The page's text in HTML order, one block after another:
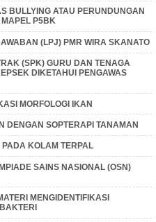
BULLYING ATAU PERUNDUNGAN
P5BK
(LPJ) PMR WIRA SKANATO
(SPK) GURU DAN TENAGA
DIKETAHUI PENGAWAS
MORFOLOGI IKAN
DENGAN SOPTERAPI TANAMAN
KOLAM TERPAL
SAINS NASIONAL (OSN)
MENGIDENTIFIKASI